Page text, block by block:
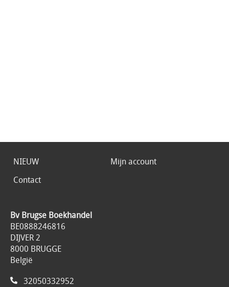
NIEUW
Mijn account
Contact
Bv Brugse Boekhandel
BE0888246816
DIJVER 2
8000 BRUGGE
België
32050332952